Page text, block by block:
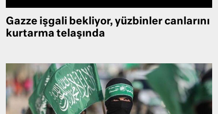
Gazze işgali bekliyor, yüzbinler canlarını
kurtarma telaşında